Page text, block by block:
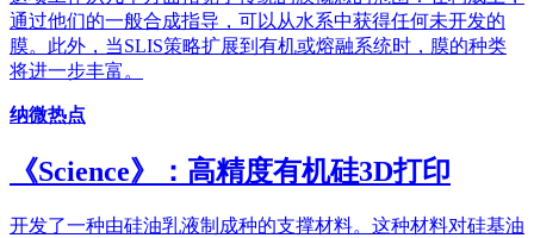
通过他们的一般合成指导，可以从水系中获得任何未开发的
膜。此外，当SLIS策略扩展到有机或熔融系统时，膜的种类
将进一步丰富。
纳微热点
《Science》：高精度有机硅3D打印
开发了一种由硅油乳液制成种的支撑材料。这种材料对硅基油